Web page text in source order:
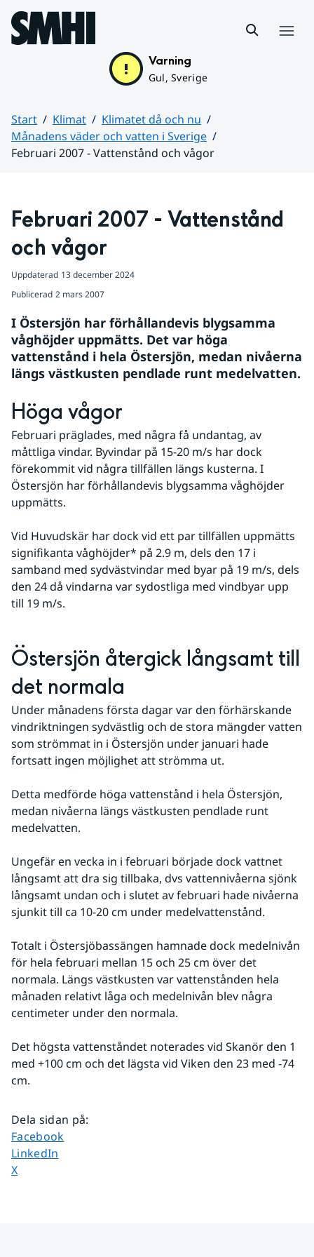
Hoppa till sidans innehåll
Varning
Gul, Sverige
Start Klimat
Klimatet då och nu
Månadens väder och vatten i Sverige
Februari 2007 - Vattenstånd och vågor
Februari 2007 - Vattenstånd
och vågor
Uppdaterad 13 december 2024
Publicerad 2 mars 2007
I Östersjön har förhållandevis blygsamma
våghöjder uppmätts. Det var höga
vattenstånd i hela Östersjön, medan nivåerna
längs västkusten pendlade runt medelvatten.
Höga vågor
Februari präglades, med några få undantag, av
måttliga vindar. Byvindar på 15-20 m/s har dock
förekommit vid några tillfällen längs kusterna. I
Östersjön har förhållandevis blygsamma våghöjder
uppmätts.
Vid Huvudskär har dock vid ett par tillfällen uppmätts
signifikanta våghöjder* på 2.9 m, dels den 17 i
samband med sydvästvindar med byar på 19 m/s, dels
den 24 då vindarna var sydostliga med vindbyar upp
till 19 m/s.
Östersjön återgick långsamt till
det normala
Under månadens första dagar var den förhärskande
vindriktningen sydvästlig och de stora mängder vatten
som strömmat in i Östersjön under januari hade
fortsatt ingen möjlighet att strömma ut.
Detta medförde höga vattenstånd i hela Östersjön,
medan nivåerna längs västkusten pendlade runt
medelvatten.
Ungefär en vecka in i februari började dock vattnet
långsamt att dra sig tillbaka, dvs vattennivåerna sjönk
långsamt undan och i slutet av februari hade nivåerna
sjunkit till ca 10-20 cm under medelvattenstånd.
Totalt i Östersjöbassängen hamnade dock medelnivån
för hela februari mellan 15 och 25 cm över det
normala. Längs västkusten var vattenstånden hela
månaden relativt låga och medelnivån blev några
centimeter under den normala.
Det högsta vattenståndet noterades vid Skanör den 1
med +100 cm och det lägsta vid Viken den 23 med -74
cm.
Dela sidan på:
Dela sidan på
Facebook
Dela sidan på
LinkedIn
Dela sidan på
X